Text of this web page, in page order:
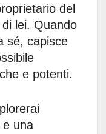
del
lei. Quando
sé, capisce
e potenti.
e una